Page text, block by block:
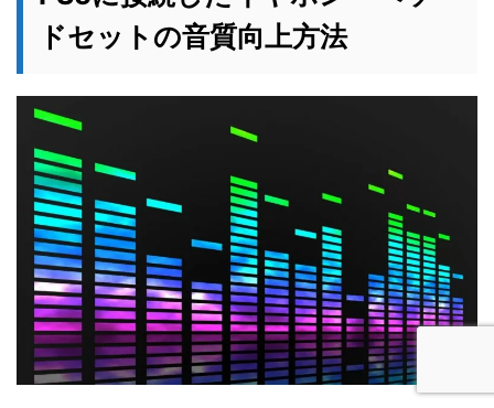
ドセットの音質向上方法